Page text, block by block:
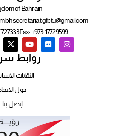
of Bahrain
secretariat.gfbtu@gmail.com
Fax: +973 17729599
روابط
النقابات
حول الاتحاد
إتصل بنا